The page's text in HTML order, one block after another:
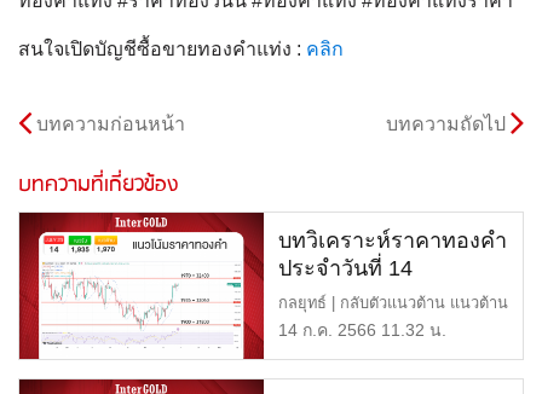
สนใจเปิดบัญชีซื้อขายทองคำแท่ง : คลิก
บทความก่อนหน้า บทความถัดไป
บทความที่เกี่ยวข้อง
บทวิเคราะห์ราคาทองคำ
ประจำวันที่ 14
กรกฎาคม 2566
กลยุทธ์ | กลับตัวแนวต้าน แนวต้าน
| 1,970 หรือ 32,400 บา […]
14 ก.ค. 2566 11.32 น.